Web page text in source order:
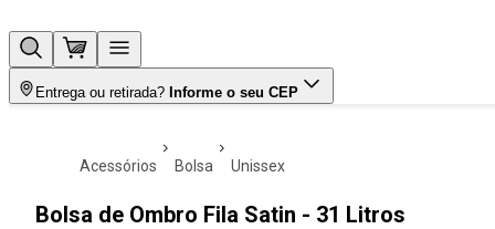
Entrega ou retirada? Informe o seu CEP
acessórios bolsa unissex
Bolsa de Ombro Fila Satin - 31 Litros